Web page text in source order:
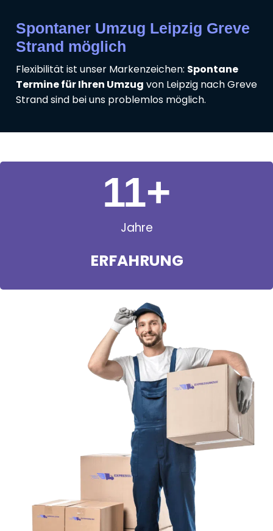
Spontaner Umzug Leipzig Greve
Strand möglich
Flexibilität ist unser Markenzeichen: Spontane
Termine für Ihren Umzug von Leipzig nach Greve
Strand sind bei uns problemlos möglich.
Jahre
ERFAHRUNG
11+